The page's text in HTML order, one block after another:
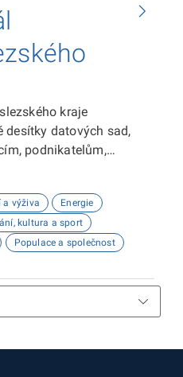
kraje
desítky datových sad,
podnikatelům,
náš kraj. Uživatelé
dopravě,
kultuře nebo třeba
a výživa
Energie
kultura a sport
Populace a společnost